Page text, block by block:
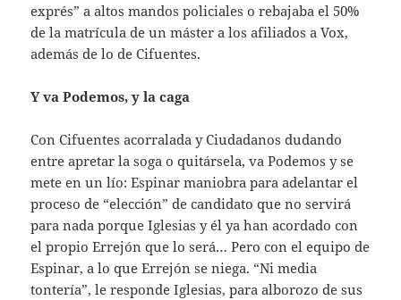
exprés” a altos mandos policiales o rebajaba el 50%
de la matrícula de un máster a los afiliados a Vox,
además de lo de Cifuentes.
Y va Podemos, y la caga
Con Cifuentes acorralada y Ciudadanos dudando
entre apretar la soga o quitársela, va Podemos y se
mete en un lío: Espinar maniobra para adelantar el
proceso de “elección” de candidato que no servirá
para nada porque Iglesias y él ya han acordado con
el propio Errejón que lo será… Pero con el equipo de
Espinar, a lo que Errejón se niega. “Ni media
tontería”, le responde Iglesias, para alborozo de sus